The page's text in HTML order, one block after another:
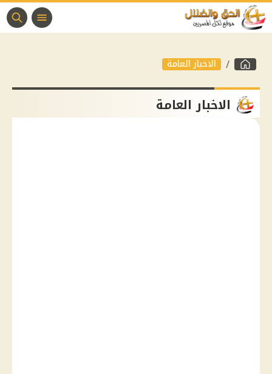
الاخبار العامة
الاخبار العامة